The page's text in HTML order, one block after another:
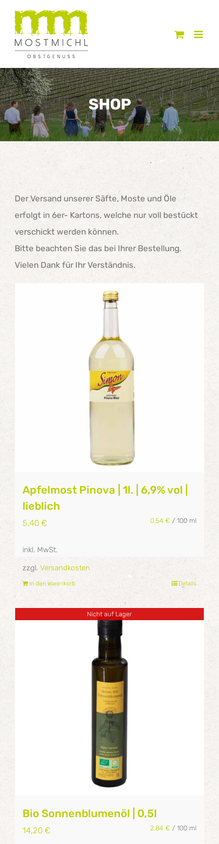
Zum
Inhalt
springen
SHOP
Der Versand unserer Säfte, Moste und Öle
erfolgt in 6er- Kartons, welche nur voll bestückt
verschickt werden können.
Bitte beachten Sie das bei Ihrer Bestellung.
Vielen Dank für Ihr Verständnis.
Apfelmost Pinova | 1l. | 6,9% vol |
lieblich
5,40 € 0,54€ /100 ml
inkl. MwSt.
zzgl. Versandkosten
In den Warenkorb Details
Nicht auf Lager
Bio Sonnenblumenöl | 0,5l
14,20 € 2,84€ /100 ml